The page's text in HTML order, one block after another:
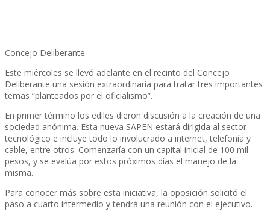
Concejo Deliberante
Este miércoles se llevó adelante en el recinto del Concejo
Deliberante una sesión extraordinaria para tratar tres importantes
temas “planteados por el oficialismo”.
En primer término los ediles dieron discusión a la creación de una
sociedad anónima. Esta nueva SAPEN estará dirigida al sector
tecnológico e incluye todo lo involucrado a internet, telefonía y
cable, entre otros. Comenzaría con un capital inicial de 100 mil
pesos, y se evalúa por estos próximos días el manejo de la
misma.
Para conocer más sobre esta iniciativa, la oposición solicitó el
paso a cuarto intermedio y tendrá una reunión con el ejecutivo.